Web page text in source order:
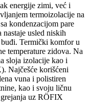
energije zimi, već i
termoizolacije na
kondenzacijom pare
nastaje usled niskih
Termički komfor u
temperature zidova. Na
sloja izolacije kao i
Najčešće korišćeni
vuna i polistiren
kao i svoju ličnu
uz RÖFIX